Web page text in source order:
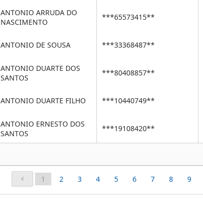
ANTONIO ARRUDA DO
NASCIMENTO
***65573415**
ANTONIO DE SOUSA ***33368487**
ANTONIO DUARTE DOS
SANTOS
***80408857**
ANTONIO DUARTE FILHO ***10440749**
ANTONIO ERNESTO DOS
SANTOS
***19108420**
1 2 3 4 5 6 7 8 9